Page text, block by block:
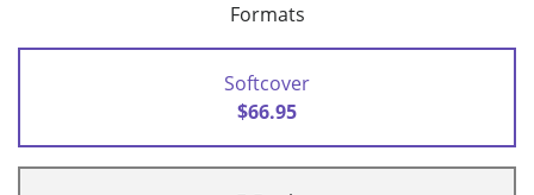
Formats
Softcover
$66.95